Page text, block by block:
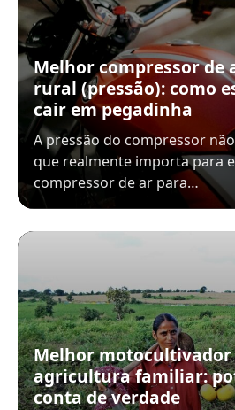
Melhor compressor de
rural (pressão): como
cair em pegadinha
A pressão do compressor
que realmente importa para
compressor de ar para…
Melhor
agricultura familiar:
conta de verdade